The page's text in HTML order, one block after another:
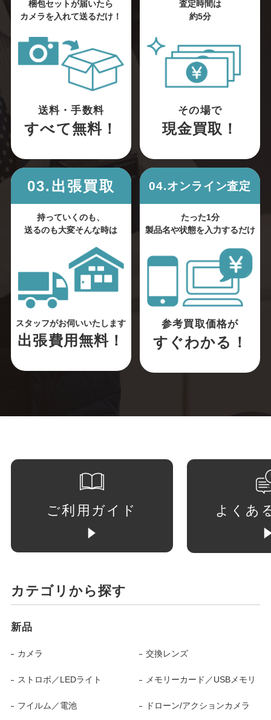
梱包セットが届いたら
カメラを入れて送るだけ！
送料・手数料
すべて無料！
査定時間は
約5分
その場で
現金買取！
03.出張買取
持っていくのも、
送るのも大変そんな時は
スタッフがお伺いいたします
出張費用無料！
04.オンライン査定
たった1分
製品名や状態を入力するだけ
参考買取価格が
すぐわかる！
ご利用ガイド よくあ
カテゴリから探す
新品
カメラ 交換レンズ
ストロボ／LEDライト メモリーカード／USBメモリ
フイルム／電池 ドローン/アクションカメラ